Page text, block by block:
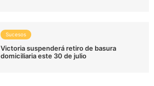
Sucesos
Victoria suspenderá retiro de basura
domiciliaria este 30 de julio